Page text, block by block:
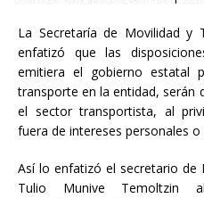
La Secretaría de Movilidad y
enfatizó que las
emitiera el gobierno estatal
transporte en la entidad, serán
el sector transportista, al
fuera de intereses personales o
Así lo enfatizó el secretario de
Tulio Munive Temoltzin